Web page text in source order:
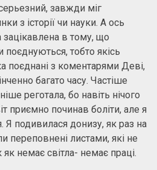
завжди міг
з історії чи науки. А ось
в тому, що
тобто якісь
поєднані з коментарями Деві,
багато часу. Частіше
реготала, бо навіть нічого
приємно починав боліти, але я
Я подивилася донизу, як раз на
переповнені листами, які не
як немає світла- немає праці.